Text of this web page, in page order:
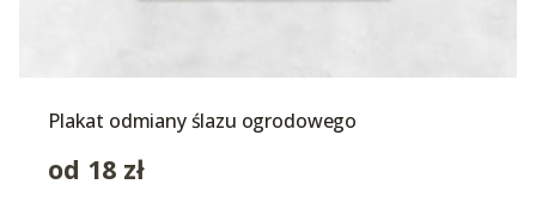
Plakat odmiany ślazu ogrodowego
od 18 zł